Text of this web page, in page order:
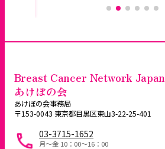
Breast Cancer Network Japan
あけぼの会
あけぼの会事務局
〒153-0043 東京都目黒区東山3-22-25-401
03-3715-1652
月～金 10：00〜16：00